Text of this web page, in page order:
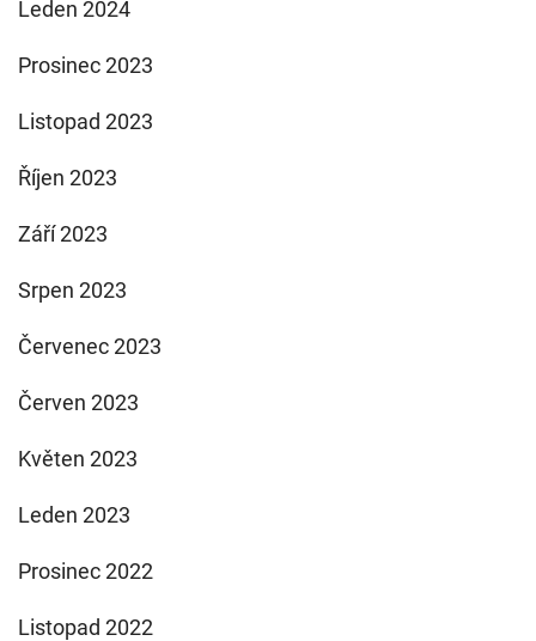
Leden 2024
Prosinec 2023
Listopad 2023
Říjen 2023
Září 2023
Srpen 2023
Červenec 2023
Červen 2023
Květen 2023
Leden 2023
Prosinec 2022
Listopad 2022